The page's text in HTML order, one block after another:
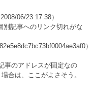
2008/06/23 17:38）
別記事へのリンク切れがな
）
事のアドレスが固定なの
合は、ここがよさそう。